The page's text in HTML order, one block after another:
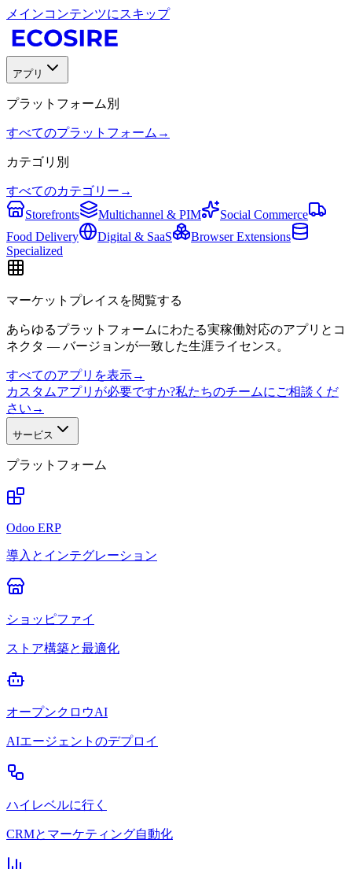
メインコンテンツにスキップ
アプリ
プラットフォーム別
すべてのプラットフォーム →
カテゴリ別
すべてのカテゴリー →
Storefronts
Multichannel & PIM
Social Commerce
Food Delivery
Digital & SaaS
Browser Extensions
Specialized
マーケットプレイスを閲覧する
あらゆるプラットフォームにわたる実稼働対応のアプリとコ
ネクタ — バージョンが一致した生涯ライセンス。
すべてのアプリを表示→
カスタムアプリが必要ですか?私たちのチームにご相談くだ
さい →
サービス
プラットフォーム
Odoo ERP
導入とインテグレーション
ショッピファイ
ストア構築と最適化
オープンクロウAI
AIエージェントのデプロイ
ハイレベルに行く
CRMとマーケティング自動化